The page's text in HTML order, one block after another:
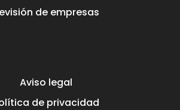
de empresas
Aviso legal
de privacidad